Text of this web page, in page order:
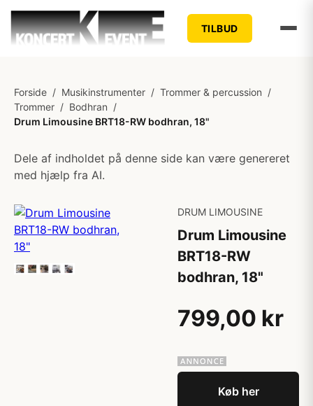
TILBUD
Forside / Musikinstrumenter / Trommer & percussion /
Trommer / Bodhran /
Drum Limousine BRT18-RW bodhran, 18"
Dele af indholdet på denne side kan være genereret
med hjælp fra AI.
DRUM LIMOUSINE
Drum Limousine
BRT18-RW
bodhran, 18"
799,00 kr
Køb her